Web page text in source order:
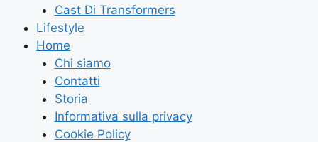
Cast Di Transformers
Lifestyle
Home
Chi siamo
Contatti
Storia
Informativa sulla privacy
Cookie Policy